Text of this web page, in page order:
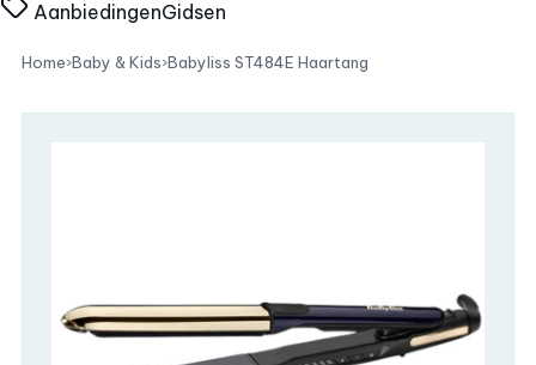
AanbiedingenGidsen
Home›Baby & Kids›Babyliss ST484E Haartang